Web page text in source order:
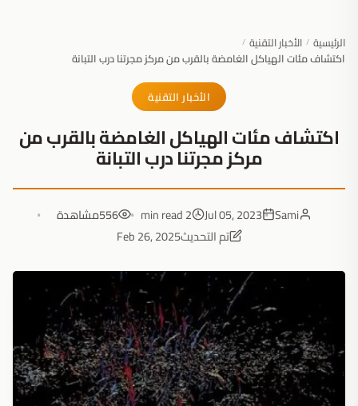
الرئيسية / الأخبار التقنية /
اكتشاف مئات الهياكل الغامضة بالقرب من مركز مجرتنا درب التبانة
الأخبار التقنية
اكتشاف مئات الهياكل الغامضة بالقرب من
مركز مجرتنا درب التبانة
Sami
Jul 05, 2023
2 min read
556مشاهدة
تم التحديثFeb 26, 2025